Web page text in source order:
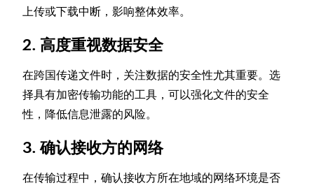
上传或下载中断，影响整体效率。
2. 高度重视数据安全
在跨国传递文件时，关注数据的安全性尤其重要。选
择具有加密传输功能的工具，可以强化文件的安全
性，降低信息泄露的风险。
3. 确认接收方的网络
在传输过程中，确认接收方所在地域的网络环境是否